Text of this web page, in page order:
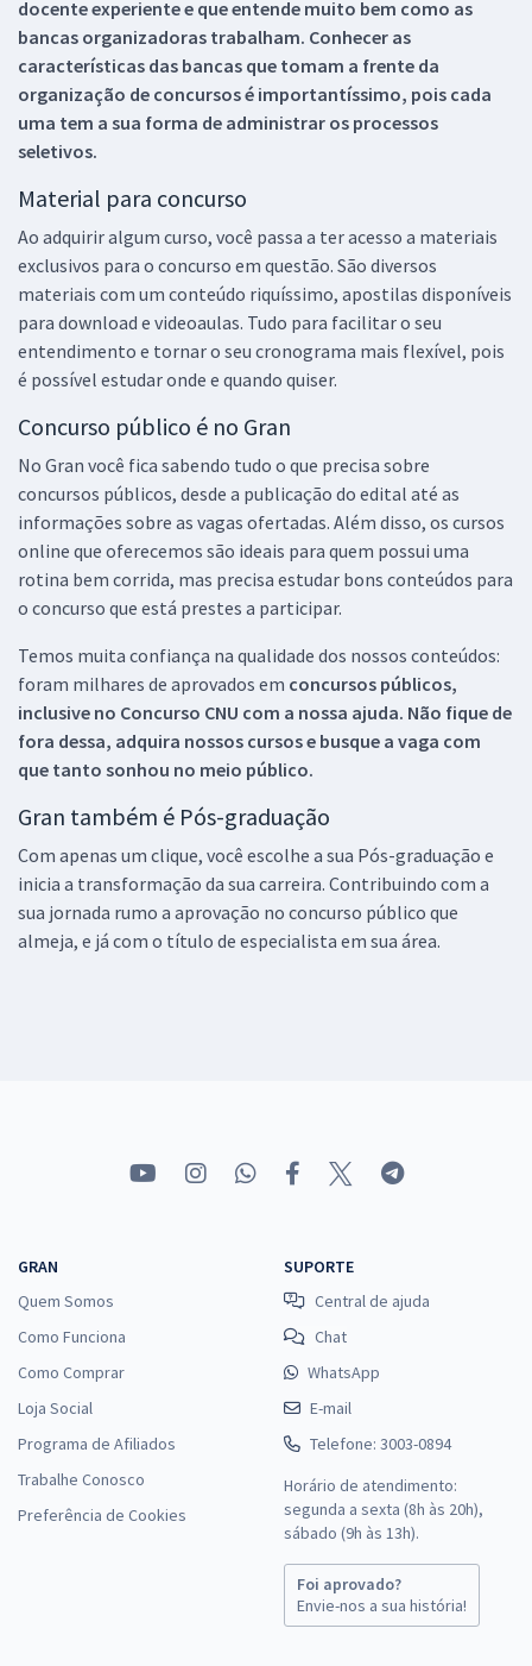
docente experiente e que entende muito bem como as
bancas organizadoras trabalham. Conhecer as
características das bancas que tomam a frente da
organização de concursos é importantíssimo, pois cada
uma tem a sua forma de administrar os processos
seletivos.
Material para concurso
Ao adquirir algum curso, você passa a ter acesso a materiais
exclusivos para o concurso em questão. São diversos
materiais com um conteúdo riquíssimo, apostilas disponíveis
para download e videoaulas. Tudo para facilitar o seu
entendimento e tornar o seu cronograma mais flexível, pois
é possível estudar onde e quando quiser.
Concurso público é no Gran
No Gran você fica sabendo tudo o que precisa sobre
concursos públicos, desde a publicação do edital até as
informações sobre as vagas ofertadas. Além disso, os cursos
online que oferecemos são ideais para quem possui uma
rotina bem corrida, mas precisa estudar bons conteúdos para
o concurso que está prestes a participar.
Temos muita confiança na qualidade dos nossos conteúdos:
foram milhares de aprovados em concursos públicos,
inclusive no Concurso CNU com a nossa ajuda. Não fique de
fora dessa, adquira nossos cursos e busque a vaga com
que tanto sonhou no meio público.
Gran também é Pós-graduação
Com apenas um clique, você escolhe a sua Pós-graduação e
inicia a transformação da sua carreira. Contribuindo com a
sua jornada rumo a aprovação no concurso público que
almeja, e já com o título de especialista em sua área.
GRAN
Quem Somos
Como Funciona
Como Comprar
Loja Social
Programa de Afiliados
Trabalhe Conosco
Preferência de Cookies
SUPORTE
Central de ajuda
Chat
WhatsApp
E-mail
Telefone: 3003-0894
Horário de atendimento:
segunda a sexta (8h às 20h),
sábado (9h às 13h).
Foi aprovado?
Envie-nos a sua história!